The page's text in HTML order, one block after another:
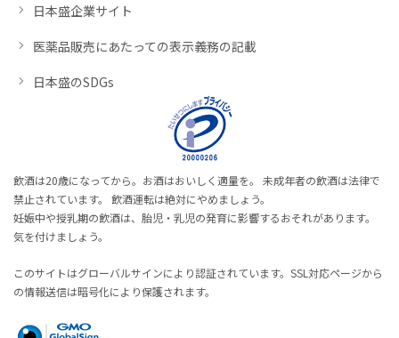
日本盛企業サイト
医薬品販売にあたっての表示義務の記載
日本盛のSDGs
飲酒は20歳になってから。お酒はおいしく適量を。 未成年者の飲酒は法律で
禁止されています。 飲酒運転は絶対にやめましょう。
妊娠中や授乳期の飲酒は、胎児・乳児の発育に影響するおそれがあります。
気を付けましょう。
このサイトはグローバルサインにより認証されています。SSL対応ページから
の情報送信は暗号化により保護されます。